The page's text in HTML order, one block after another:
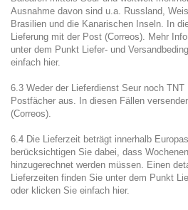
Ausnahme davon sind u.a. Russland,
Brasilien und die Kanarischen Inseln. In
Lieferung mit der Post (Correos). Mehr
unter dem Punkt Liefer- und
einfach hier.
6.3 Weder der Lieferdienst Seur noch
Postfächer aus. In diesen Fällen
(Correos).
6.4 Die Lieferzeit beträgt innerhalb
berücksichtigen Sie dabei, dass
hinzugerechnet werden müssen. Einen
Lieferzeiten finden Sie unter dem Punkt
oder klicken Sie einfach hier.